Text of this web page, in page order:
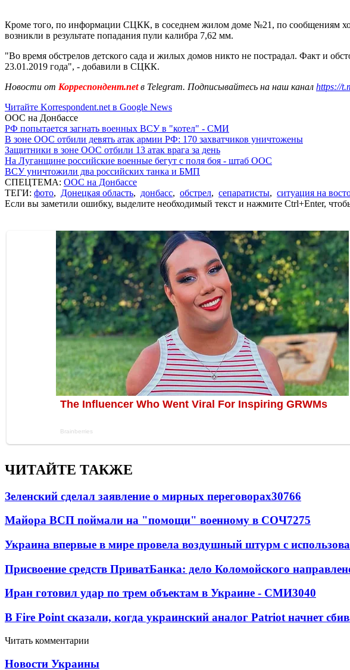
Кроме того, по информации СЦКК, в соседнем жилом доме №21, по сообщениям
возникли в результате попадания пули калибра 7,62 мм.
"Во время обстрелов детского сада и жилых домов никто не пострадал. Факт и
23.01.2019 года", - добавили в СЦКК.
Новости от Корреспондент.netв Telegram. Подписывайтесь на наш канал https://
Читайте Korrespondent.net в Google News
ООС на Донбассе
РФ попытается загнать военных ВСУ в "котел" - СМИ
В зоне ООС отбили девять атак армии РФ: 170 захватчиков уничтожены
Защитники в зоне ООС отбили 13 атак врага за день
На Луганщине российские военные бегут с поля боя - штаб ООС
ВСУ уничтожили два российских танка и БМП
СПЕЦТЕМА: ООС на Донбассе
ТЕГИ: фото, Донецкая область, донбасс, обстрел, сепаратисты, ситуация на
Если вы заметили ошибку, выделите необходимый текст и нажмите Ctrl+Enter,
ЧИТАЙТЕ ТАКЖЕ
Зеленский сделал заявление о мирных переговорах30766
Майора ВСП поймали на "помощи" военному в СОЧ7275
Украина впервые в мире провела воздушный штурм с
Присвоение средств ПриватБанка: дело Коломойского
Иран готовил удар по трем объектам в Украине - СМИ3040
В Fire Point сказали, когда украинский аналог Patriot начнет
Читать комментарии
Новости Украины